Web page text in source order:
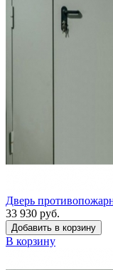
Дверь
33 930 руб.
Добавить в корзину
В корзину